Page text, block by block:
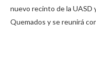
nuevo recinto de la UASD
Quemados y se reunirá